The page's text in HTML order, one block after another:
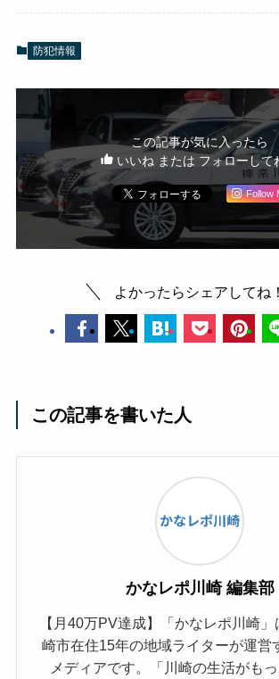
防犯情報
この記事が気に入ったら
いいね または フォローして
Follow
よかったらシェアしてね！
この記事を書いた人
かなレポ川崎 編集部
【月40万PV達成】「かなレポ川崎」
崎市在住15年の地域ライターが運営
メディアです。「川崎の生活がも